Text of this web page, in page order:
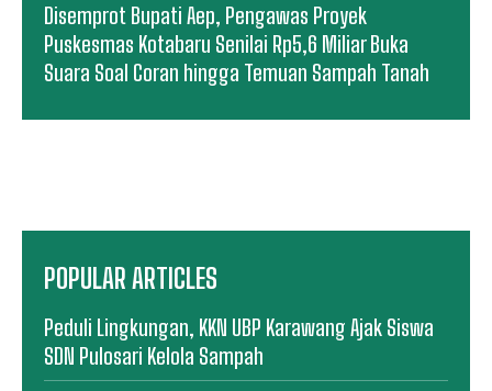
Disemprot Bupati Aep, Pengawas Proyek
Puskesmas Kotabaru Senilai Rp5,6 Miliar Buka
Suara Soal Coran hingga Temuan Sampah Tanah
POPULAR ARTICLES
Peduli Lingkungan, KKN UBP Karawang Ajak Siswa
SDN Pulosari Kelola Sampah